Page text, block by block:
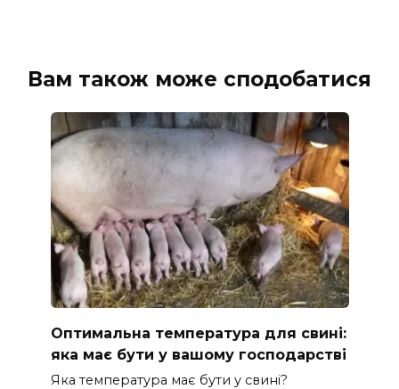
Вам також може сподобатися
Оптимальна температура для свині:
яка має бути у вашому господарстві
Яка температура має бути у свині?